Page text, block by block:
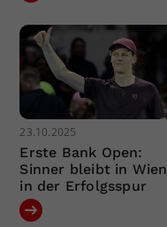
23.10.2025
Erste Bank Open:
Sinner bleibt in Wien
in der Erfolgsspur